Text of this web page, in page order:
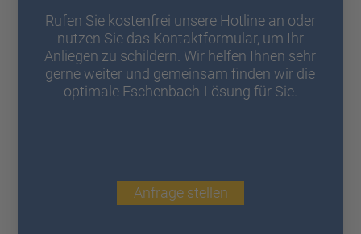
Rufen Sie kostenfrei unsere Hotline an oder
nutzen Sie das Kontaktformular, um Ihr
Anliegen zu schildern. Wir helfen Ihnen sehr
gerne weiter und gemeinsam finden wir die
optimale Eschenbach-Lösung für Sie.
Anfrage stellen